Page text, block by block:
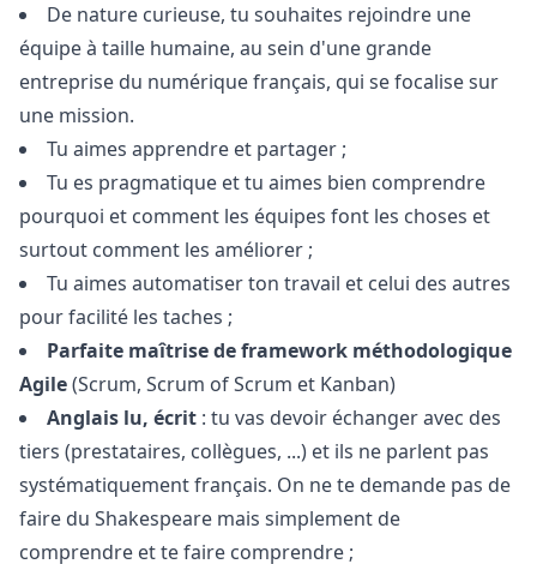
De nature curieuse, tu souhaites rejoindre une
équipe à taille humaine, au sein d'une grande
entreprise du numérique français, qui se focalise sur
une mission.
Tu aimes apprendre et partager ;
Tu es pragmatique et tu aimes bien comprendre
pourquoi et comment les équipes font les choses et
surtout comment les améliorer ;
Tu aimes automatiser ton travail et celui des autres
pour facilité les taches ;
Parfaite maîtrise de framework méthodologique
Agile(Scrum, Scrum of Scrum et Kanban)
Anglais lu, écrit : tu vas devoir échanger avec des
tiers (prestataires, collègues, ...) et ils ne parlent pas
systématiquement français. On ne te demande pas de
faire du Shakespeare mais simplement de
comprendre et te faire comprendre ;